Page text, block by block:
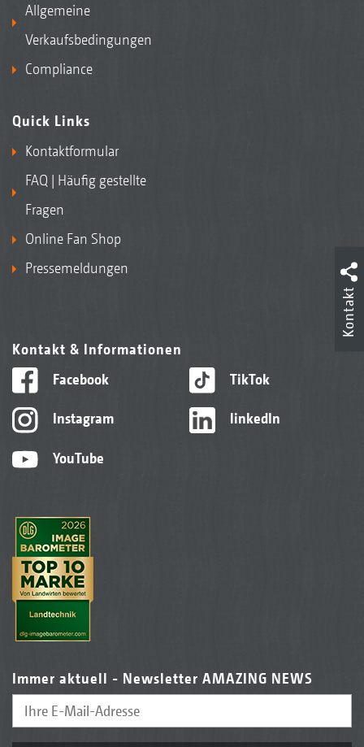
Allgemeine
Verkaufsbedingungen
Compliance
Quick Links
Kontaktformular
FAQ | Häufig gestellte
Fragen
Online Fan Shop
Pressemeldungen
Kontakt & Informationen
Facebook
Instagram
YouTube
TikTok
linkedIn
Immer aktuell - Newsletter AMAZING NEWS
Kontakt